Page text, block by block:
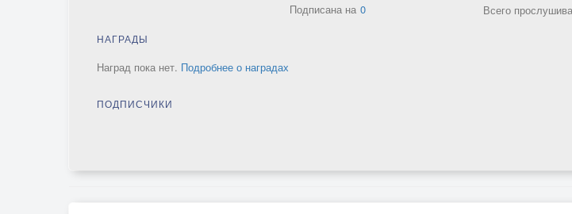
Подписана на 0
Всего
НАГРАДЫ
Наград пока нет. Подробнее о наградах
ПОДПИСЧИКИ